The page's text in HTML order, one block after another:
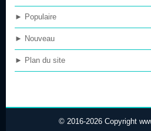
► Populaire
► Nouveau
► Plan du site
© 2016-2026 Copyright